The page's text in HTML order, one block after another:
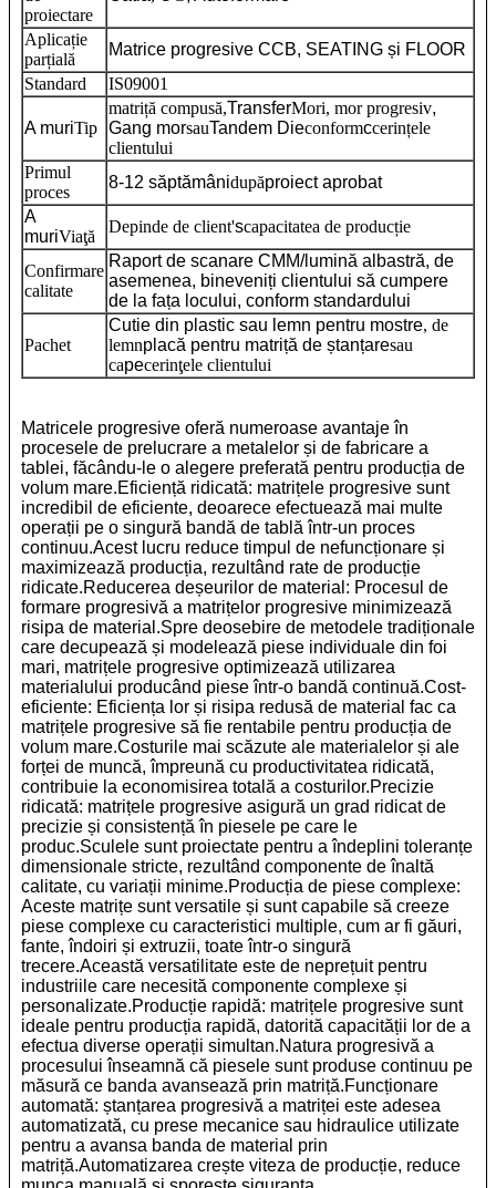
proiectare
Aplicație
parțială
Matrice progresive CCB, SEATING și FLOOR
Standard
IS09001
A muriTip
matriță compusă,TransferMori, mor progresiv,
Gang morsauTandem Dieconformccerințele
clientului
Primul
proces
8-12 săptămânidupăproiect aprobat
A
muriViaţă
Depinde de client'scapacitatea de producție
Confirmare
calitate
Raport de scanare CMM/lumină albastră, de
asemenea, bineveniți clientului să cumpere
de la fața locului, conform standardului
Pachet
Cutie din plastic sau lemn pentru mostre, de
lemnplacă pentru matriță de ștanțaresau
capecerinţele clientului
Matricele progresive oferă numeroase avantaje în
procesele de prelucrare a metalelor și de fabricare a
tablei, făcându-le o alegere preferată pentru producția de
volum mare.Eficiență ridicată: matrițele progresive sunt
incredibil de eficiente, deoarece efectuează mai multe
operații pe o singură bandă de tablă într-un proces
continuu.Acest lucru reduce timpul de nefuncționare și
maximizează producția, rezultând rate de producție
ridicate.Reducerea deșeurilor de material: Procesul de
formare progresivă a matrițelor progresive minimizează
risipa de material.Spre deosebire de metodele tradiționale
care decupează și modelează piese individuale din foi
mari, matrițele progresive optimizează utilizarea
materialului producând piese într-o bandă continuă.Cost-
eficiente: Eficiența lor și risipa redusă de material fac ca
matrițele progresive să fie rentabile pentru producția de
volum mare.Costurile mai scăzute ale materialelor și ale
forței de muncă, împreună cu productivitatea ridicată,
contribuie la economisirea totală a costurilor.Precizie
ridicată: matrițele progresive asigură un grad ridicat de
precizie și consistență în piesele pe care le
produc.Sculele sunt proiectate pentru a îndeplini toleranțe
dimensionale stricte, rezultând componente de înaltă
calitate, cu variații minime.Producția de piese complexe:
Aceste matrițe sunt versatile și sunt capabile să creeze
piese complexe cu caracteristici multiple, cum ar fi găuri,
fante, îndoiri și extruzii, toate într-o singură
trecere.Această versatilitate este de neprețuit pentru
industriile care necesită componente complexe și
personalizate.Producție rapidă: matrițele progresive sunt
ideale pentru producția rapidă, datorită capacității lor de a
efectua diverse operații simultan.Natura progresivă a
procesului înseamnă că piesele sunt produse continuu pe
măsură ce banda avansează prin matriță.Funcționare
automată: ștanțarea progresivă a matriței este adesea
automatizată, cu prese mecanice sau hidraulice utilizate
pentru a avansa banda de material prin
matriță.Automatizarea crește viteza de producție, reduce